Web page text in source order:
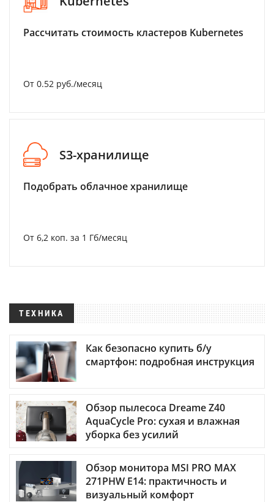
Рассчитать стоимость кластеров Kubernetes
От 0.52 руб./месяц
S3-хранилище
Подобрать облачное хранилище
От 6,2 коп. за 1 Гб/месяц
ТЕХНИКА
Как безопасно купить б/у
смартфон: подробная инструкция
Обзор пылесоса Dreame Z40
AquaCycle Pro: сухая и влажная
уборка без усилий
Обзор монитора MSI PRO MAX
271PHW E14: практичность и
визуальный комфорт